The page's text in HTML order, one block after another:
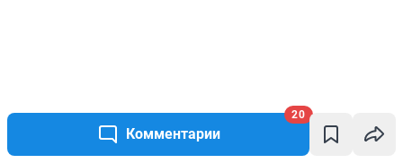
Комментарии
20